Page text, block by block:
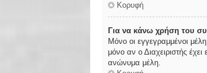
Κορυφή
Για να κάνω χρήση του
Μόνο οι εγγεγραμμένοι
μόνο αν ο Διαχειριστής
ανώνυμα μέλη.